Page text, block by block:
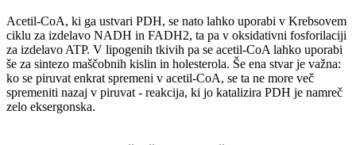
Acetil-CoA, ki ga ustvari PDH, se nato lahko uporabi v Krebsovem
ciklu za izdelavo NADH in FADH2, ta pa v oksidativni fosforilaciji
za izdelavo ATP. V lipogenih tkivih pa se acetil-CoA lahko uporabi
še za sintezo maščobnih kislin in holesterola. Še ena stvar je važna:
ko se piruvat enkrat spremeni v acetil-CoA, se ta ne more več
spremeniti nazaj v piruvat - reakcija, ki jo katalizira PDH je namreč
zelo eksergonska.